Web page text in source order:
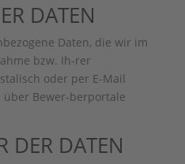
DATEN
Daten, die wir im
bzw. Ih-rer
oder per E-Mail
Bewer-berportale
DER DATEN